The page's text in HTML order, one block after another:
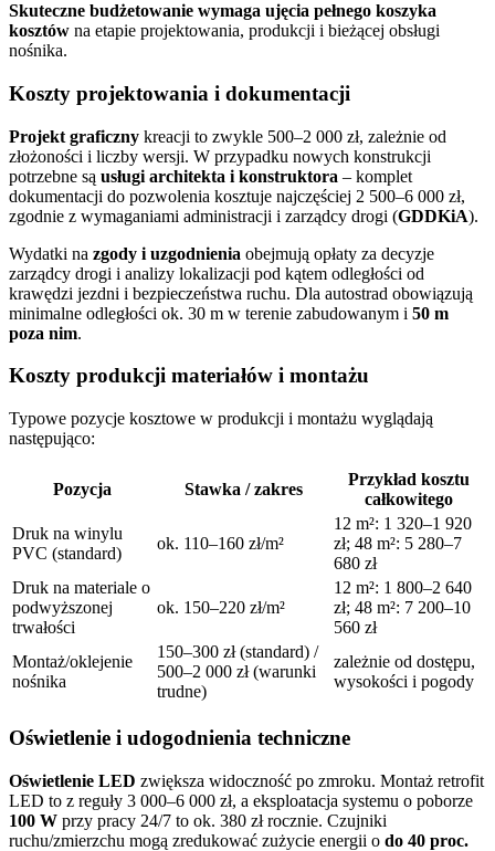
Skuteczne budżetowanie wymaga ujęcia pełnego koszyka
kosztów na etapie projektowania, produkcji i bieżącej obsługi
nośnika.
Koszty projektowania i dokumentacji
Projekt graficzny kreacji to zwykle 500–2 000 zł, zależnie od
złożoności i liczby wersji. W przypadku nowych konstrukcji
potrzebne są usługi architekta i konstruktora – komplet
dokumentacji do pozwolenia kosztuje najczęściej 2 500–6 000 zł,
zgodnie z wymaganiami administracji i zarządcy drogi (GDDKiA).
Wydatki na zgody i uzgodnienia obejmują opłaty za decyzje
zarządcy drogi i analizy lokalizacji pod kątem odległości od
krawędzi jezdni i bezpieczeństwa ruchu. Dla autostrad obowiązują
minimalne odległości ok. 30 m w terenie zabudowanym i 50 m
poza nim.
Koszty produkcji materiałów i montażu
Typowe pozycje kosztowe w produkcji i montażu wyglądają
następująco:
Pozycja Stawka / zakres
Przykład kosztu
całkowitego
Druk na winylu
PVC (standard)
ok. 110–160 zł/m²
12 m²: 1 320–1 920
zł; 48 m²: 5 280–7
680 zł
Druk na materiale o
podwyższonej
trwałości
ok. 150–220 zł/m²
12 m²: 1 800–2 640
zł; 48 m²: 7 200–10
560 zł
Montaż/oklejenie
nośnika
150–300 zł (standard) /
500–2 000 zł (warunki
trudne)
zależnie od dostępu,
wysokości i pogody
Oświetlenie i udogodnienia techniczne
Oświetlenie LED zwiększa widoczność po zmroku. Montaż retrofit
LED to z reguły 3 000–6 000 zł, a eksploatacja systemu o poborze
100 W przy pracy 24/7 to ok. 380 zł rocznie. Czujniki
ruchu/zmierzchu mogą zredukować zużycie energii o do 40 proc.